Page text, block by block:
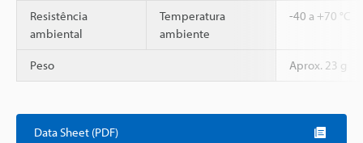
Resistência
ambiental
Temperatura
ambiente
-40 a +70 °C
Peso Aprox. 23 g
Data Sheet (PDF)